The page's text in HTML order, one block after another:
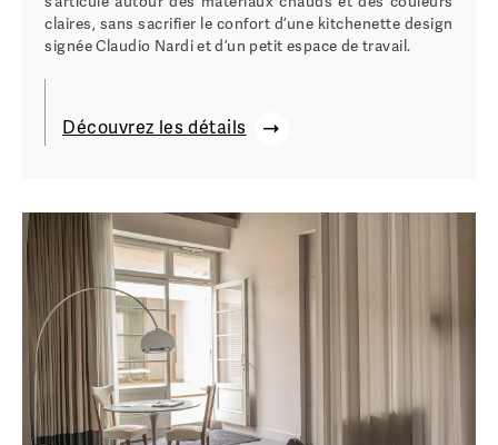
claires, sans sacrifier le confort d’une kitchenette design
signée Claudio Nardi et d’un petit espace de travail.
Découvrez les détails